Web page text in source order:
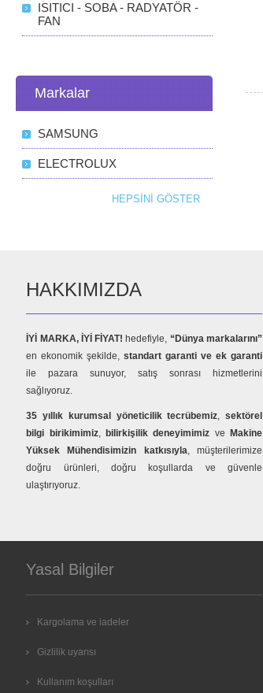
ISITICI - SOBA - RADYATÖR -
FAN
Markalar
SAMSUNG
ELECTROLUX
HEPSINI GÖSTER
HAKKIMIZDA
İYİ MARKA, İYİ FİYAT! hedefiyle, “Dünya markalarını”
en ekonomik şekilde,standart garanti ve ek garanti
ile pazara sunuyor, satış sonrası hizmetlerini
sağlıyoruz.
35 yıllık kurumsal yöneticilik tecrübemiz,sektörel
bilgi birikimimiz, bilirkişilik deneyimimiz ve
Makine
Yüksek Mühendisimizin katkısıyla, müşterilerimize
doğru ürünleri, doğru koşullarda ve güvenle
ulaştırıyoruz.
Yasal Bilgiler
Kargolama ve iadeler
Gizlilik uyarısı
Kullanım koşulları